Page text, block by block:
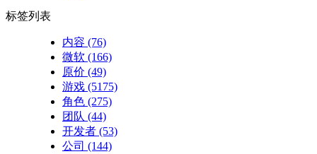
标签列表
内容 (76)
微软 (166)
原价 (49)
游戏 (5175)
角色 (275)
团队 (44)
开发者 (53)
公司 (144)